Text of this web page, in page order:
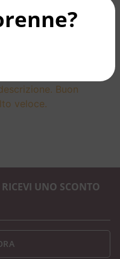
Buon
veloce.
UNO SCONTO